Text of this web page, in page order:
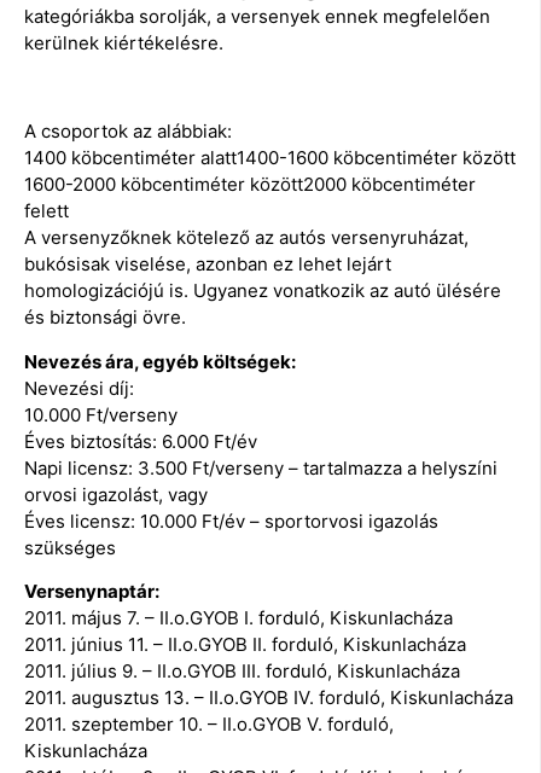
kategóriákba sorolják, a versenyek ennek megfelelően
kerülnek kiértékelésre.
A csoportok az alábbiak:
1400 köbcentiméter alatt1400-1600 köbcentiméter között
1600-2000 köbcentiméter között2000 köbcentiméter
felett
A versenyzőknek kötelező az autós versenyruházat,
bukósisak viselése, azonban ez lehet lejárt
homologizációjú is. Ugyanez vonatkozik az autó ülésére
és biztonsági övre.
Nevezés ára, egyéb költségek:
Nevezési díj:
10.000 Ft/verseny
Éves biztosítás: 6.000 Ft/év
Napi licensz: 3.500 Ft/verseny – tartalmazza a helyszíni
orvosi igazolást, vagy
Éves licensz: 10.000 Ft/év – sportorvosi igazolás
szükséges
Versenynaptár:
2011. május 7. – II.o.GYOB I. forduló, Kiskunlacháza
2011. június 11. – II.o.GYOB II. forduló, Kiskunlacháza
2011. július 9. – II.o.GYOB III. forduló, Kiskunlacháza
2011. augusztus 13. – II.o.GYOB IV. forduló, Kiskunlacháza
2011. szeptember 10. – II.o.GYOB V. forduló,
Kiskunlacháza